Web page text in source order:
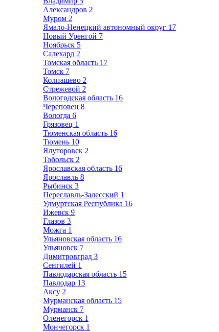
Александров 2
Муром 2
Ямало-Ненецкий автономный округ 17
Новый Уренгой 7
Ноябрьск 5
Салехард 2
Томская область 17
Томск 7
Колпашево 2
Стрежевой 2
Вологодская область 16
Череповец 8
Вологда 6
Грязовец 1
Тюменская область 16
Тюмень 10
Ялуторовск 2
Тобольск 2
Ярославская область 16
Ярославль 8
Рыбинск 3
Переславль-Залесский 1
Удмуртская Республика 16
Ижевск 9
Глазов 3
Можга 1
Ульяновская область 16
Ульяновск 7
Димитровград 3
Сенгилей 1
Павлодарская область 15
Павлодар 13
Аксу 2
Мурманская область 15
Мурманск 7
Оленегорск 1
Мончегорск 1